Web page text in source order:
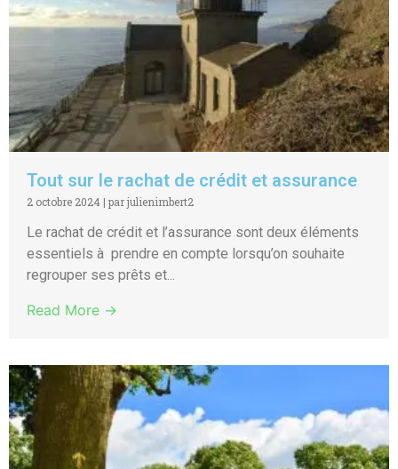
Tout sur le rachat de crédit et assurance
2 octobre 2024 | par julienimbert2
Le rachat de crédit et l’assurance sont deux éléments
essentiels à prendre en compte lorsqu’on souhaite
regrouper ses prêts et...
Read More →